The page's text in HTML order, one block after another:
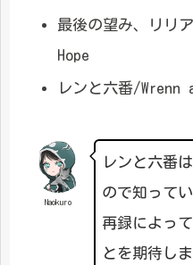
最後の望み、リ
Hope
レンと六番/Wrenn
Naokuro
レンと六番
ので知って
再録によっ
とを期待し